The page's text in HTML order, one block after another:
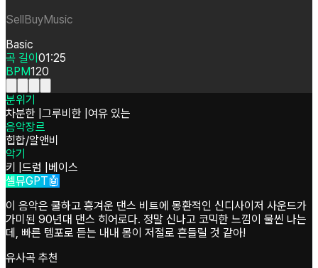
SellBuyMusic
Basic
곡 길이 01:25
BPM120
분위기
차분한 그루비한 여유 있는
음악장르
힙합/알앤비
악기
키 드럼
베이스
셀뮤GPT🤖
이 음악은 쿨하고 흥겨운 댄스 비트에 몽환적인 신디사이저 사운드가
가미된 90년대 댄스 히어로다. 정말 신나고 코믹한 느낌이 물씬 나는
데, 빠른 템포로 듣는 내내 몸이 저절로 흔들릴 것 같아!
유사곡 추천